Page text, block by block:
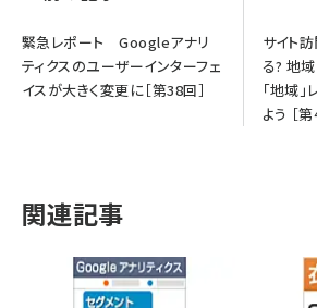
緊急レポート Googleアナリ
ティクスのユーザーインターフェ
イスが大きく変更に［第38回］
サイト
る? 地
「地域
よう ［第
関連記事